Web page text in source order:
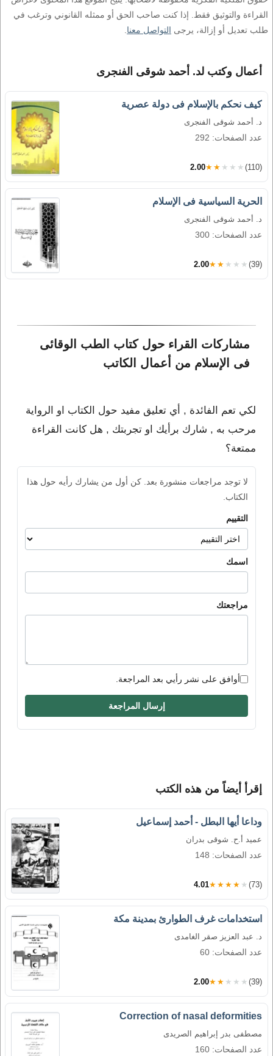
القراءة والتوثيق فقط. إذا كنت صاحب الحق أو ممثله القانوني وترغب في
طلب تعديل أو إزالة، يرجى التواصل معنا
أعمال وكتب لد. أحمد شوقى الفنجرى
كيف نحكم بالإسلام فى دولة عصرية
د. أحمد شوقى الفنجرى
عدد الصفحات: 292
2.00★★★★★ (110)
الحرية السياسية فى الإسلام
د. أحمد شوقى الفنجرى
عدد الصفحات: 300
2.00★★★★★ (39)
مشاركات القراء حول كتاب الطب الوقائى
فى الإسلام من أعمال الكاتب
لكي تعم الفائدة , أي تعليق مفيد حول الكتاب او الرواية
مرحب به , شارك برأيك او تجربتك , هل كانت القراءة
ممتعة؟
لا توجد مراجعات منشورة بعد. كن أول من يشارك رأيه حول هذا
الكتاب.
التقييم
اسمك
مراجعتك
أوافق على نشر رأيي بعد المراجعة.
إرسال المراجعة
إقرأ أيضاً من هذه الكتب
وداعا أيها البطل - أحمد إسماعيل
عميد أ.ح. شوقى بدران
عدد الصفحات: 148
4.01★★★★★ (73)
استخدامات غرف الطوارئ بمدينة مكة
د. عبد العزيز صقر الغامدى
عدد الصفحات: 60
2.00★★★★★ (39)
Correction of nasal deformities
مصطفى بدر إبراهيم الصريدى
عدد الصفحات: 160